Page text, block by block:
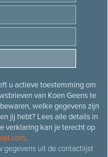
u actieve toestemming om
van Koen Geens te
welke gegevens zijn
jij hebt? Lees alle details in
verklaring kan je terecht op
.
gegevens uit de contactlijst